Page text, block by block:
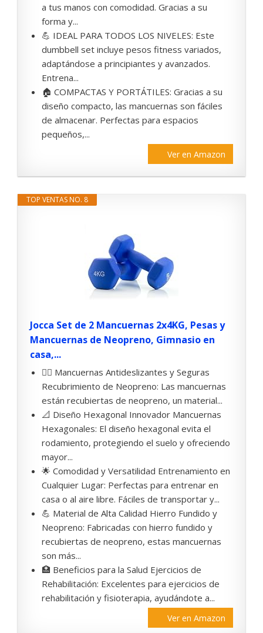
a tus manos con comodidad. Gracias a su
forma y...
💪 IDEAL PARA TODOS LOS NIVELES: Este
dumbbell set incluye pesos fitness variados,
adaptándose a principiantes y avanzados.
Entrena...
🏠 COMPACTAS Y PORTÁTILES: Gracias a su
diseño compacto, las mancuernas son fáciles
de almacenar. Perfectas para espacios
pequeños,...
Ver en Amazon
TOP VENTAS NO. 8
Jocca Set de 2 Mancuernas 2x4KG, Pesas y
Mancuernas de Neopreno, Gimnasio en
casa,...
🏋️‍♂️ Mancuernas Antideslizantes y Seguras
Recubrimiento de Neopreno: Las mancuernas
están recubiertas de neopreno, un material...
📐 Diseño Hexagonal Innovador Mancuernas
Hexagonales: El diseño hexagonal evita el
rodamiento, protegiendo el suelo y ofreciendo
mayor...
🌟 Comodidad y Versatilidad Entrenamiento en
Cualquier Lugar: Perfectas para entrenar en
casa o al aire libre. Fáciles de transportar y...
💪 Material de Alta Calidad Hierro Fundido y
Neopreno: Fabricadas con hierro fundido y
recubiertas de neopreno, estas mancuernas
son más...
🏥 Beneficios para la Salud Ejercicios de
Rehabilitación: Excelentes para ejercicios de
rehabilitación y fisioterapia, ayudándote a...
Ver en Amazon